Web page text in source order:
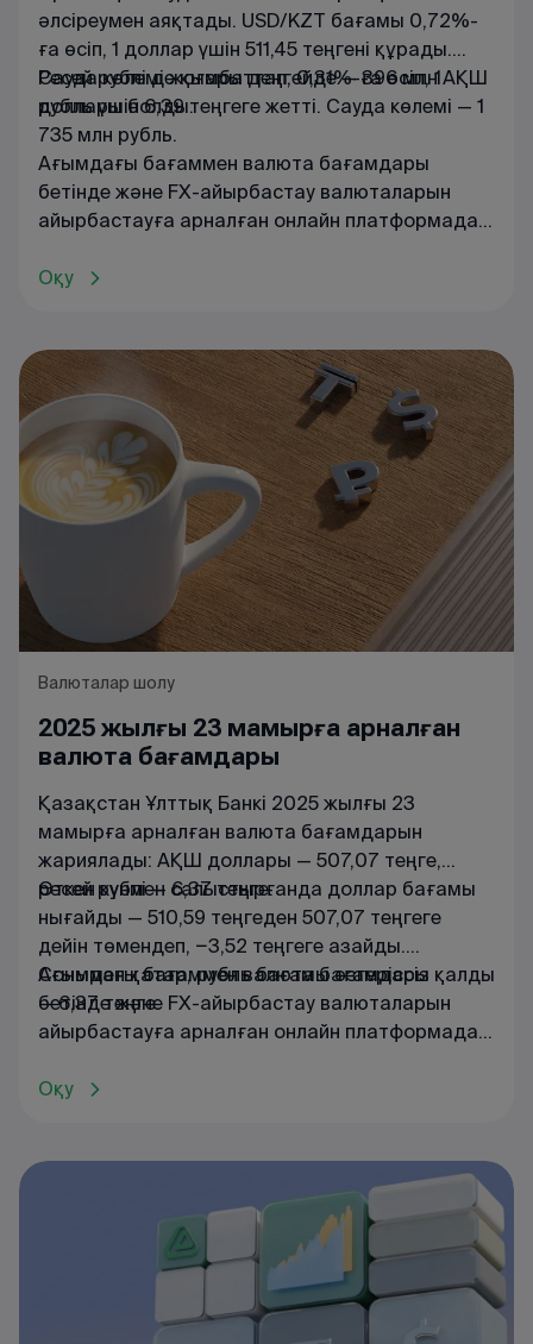
әлсіреумен аяқтады. USD/KZT бағамы 0,72%-
ға өсіп, 1 доллар үшін 511,45 теңгені құрады.
Сауда көлемі жоғары деңгейде — 396 млн АҚШ
доллары болды.
Ресей рублі де қымбаттап, 0,31%-ға өсіп, 1
рубль үшін 6,39 теңгеге жетті. Сауда көлемі — 1
735 млн рубль.
Ағымдағы бағаммен валюта бағамдары
бетіндежәне FX-айырбастау валюталарын
айырбастауға арналған онлайн платформада
Оқу
Валюталар шолу
2025 жылғы 23 мамырға арналған
валюта бағамдары
Қазақстан Ұлттық Банкі 2025 жылғы 23
мамырға арналған валюта бағамдарын
жариялады: АҚШ доллары — 507,07 теңге,
ресей рублі — 6,37 теңге.
Өткен күнмен салыстырғанда доллар бағамы
нығайды — 510,59 теңгеден 507,07 теңгеге
дейін төмендеп, −3,52 теңгеге азайды.
Сонымен қатар, рубль бағамы өзгеріссіз қалды
— 6,37 теңге.
Ағымдағыбағамменвалютабағамдары
бетіндежәне FX-айырбастау валюталарын
айырбастауға арналған онлайн платформада
Оқу